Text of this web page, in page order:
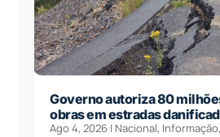
Governo autoriza 80
obras em estradas
Ago 4, 2026 | Nacional, Informação,